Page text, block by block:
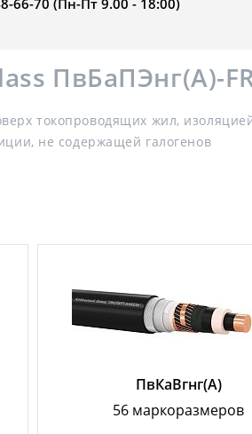
66-70 (Пн-Пт 9.00 - 18:00)
ПвБаПЭнг(А)-
токопроводящих жил,
не содержащей галогенов
ПвКаВгнг(А)
56 маркоразмеров